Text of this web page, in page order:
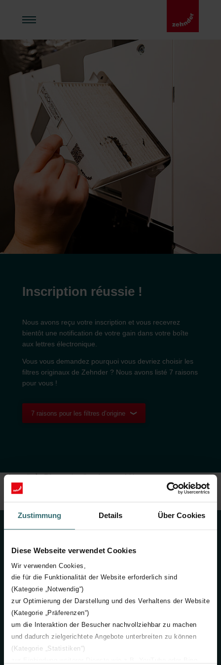
Zustimmung Details Über Cookies
Diese Webseite verwendet Cookies
Wir verwenden Cookies,
die für die Funktionalität der Website erforderlich sind
(Kategorie „Notwendig“)
zur Optimierung der Darstellung und des Verhaltens der Website
(Kategorie „Präferenzen“)
um die Interaktion der Besucher nachvollziehbar zu machen
und dadurch zielgerichtete Angebote unterbreiten zu können
(Kategorie „Statistiken“)
Inscription réussie !
Nous avons reçu votre inscription et vous recevrez
bientôt une notification de votre gain dans votre boîte
aux lettres électronique.
Vous vous demandez pourquoi vous devriez choisir les
filtres originaux de Zehnder ? Nous avons listé 7 raisons
pour vous !
7 raisons pour les filtres d’origine
Accueil
Filtre anti-pollen de compétition
S'inscrire au succès du filtre anti-pollen compétition
Contact
Contactez-nous
+32 (0) 15 28 05 10
Zehnder Group België NV/SA
Wayenborgstraat 21
2800 Mechelen